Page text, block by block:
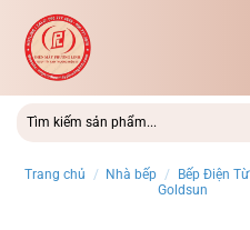
qua
dung
Trang chủ / Nhà bếp / Bếp Điện Từ
Goldsun